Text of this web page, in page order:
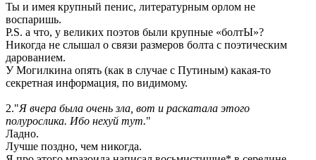
Ты и имея крупный пенис, литературным орлом не
воспаришь.
P.S. а что, у великих поэтов были крупные «болтЫ»?
Никогда не слышал о связи размеров болта с поэтическим
дарованием.
У Могилкина опять (как в случае с Путиным) какая-то
секретная информация, по видимому.
2."Я вчера была очень зла, вот и раскатала этого
полурослика. Ибо нехуй тут."
Ладно.
Лучше поздно, чем никогда.